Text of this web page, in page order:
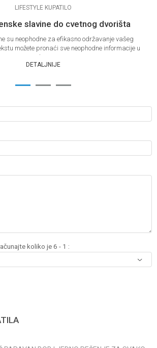
LIFESTYLE KUPATILO
slavine do cvetnog dvorišta
su neophodne za efikasno održavanje vašeg
možete pronaći sve neophodne informacije u
vezi ba&s...
DETALJNIJE
1 2 3
koliko je 6 - 1 :